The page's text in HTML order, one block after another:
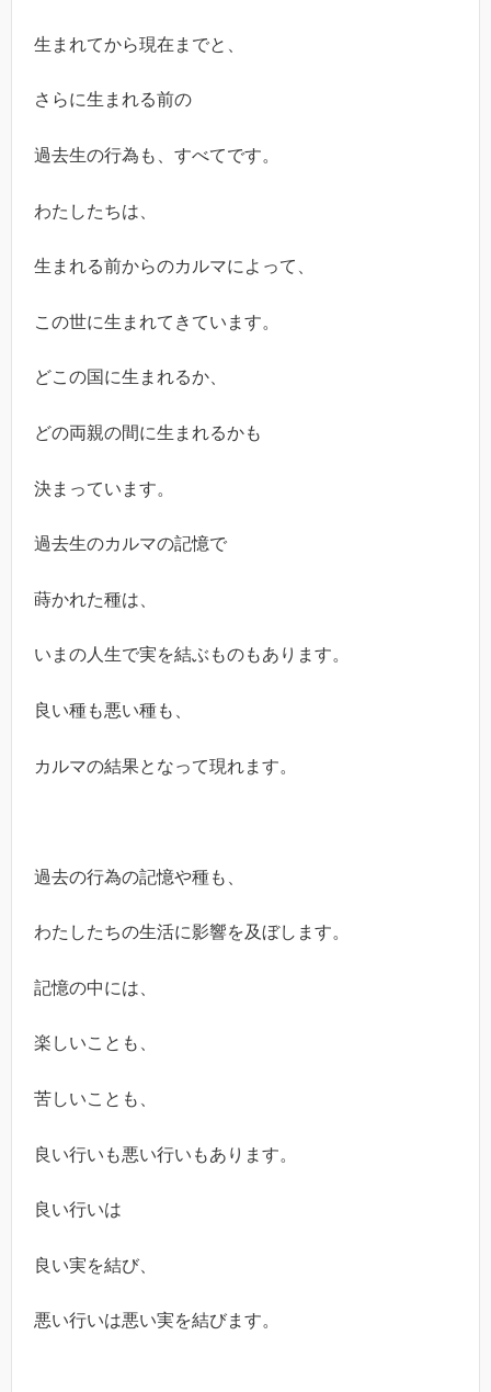
生まれてから現在までと、
さらに生まれる前の
過去生の行為も、すべてです。
わたしたちは、
生まれる前からのカルマによって、
この世に生まれてきています。
どこの国に生まれるか、
どの両親の間に生まれるかも
決まっています。
過去生のカルマの記憶で
蒔かれた種は、
いまの人生で実を結ぶものもあります。
良い種も悪い種も、
カルマの結果となって現れます。
過去の行為の記憶や種も、
わたしたちの生活に影響を及ぼします。
記憶の中には、
楽しいことも、
苦しいことも、
良い行いも悪い行いもあります。
良い行いは
良い実を結び、
悪い行いは悪い実を結びます。